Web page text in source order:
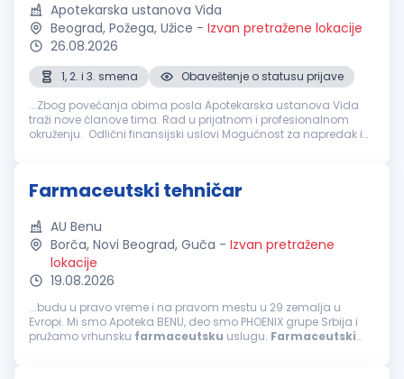
Apotekarska ustanova Vida
Beograd, Požega, Užice - Izvan pretražene lokacije
26.08.2026
1, 2. i 3. smena
Obaveštenje o statusu prijave
...Zbog povećanja obima posla Apotekarska ustanova Vida
traži nove članove tima. Rad u prijatnom i profesionalnom
okruženju. Odlični finansijski uslovi Mogućnost za napredak i
Farmaceutski tehničar
AU Benu
Borča, Novi Beograd, Guča - Izvan pretražene
lokacije
19.08.2026
...budu u pravo vreme i na pravom mestu u 29 zemalja u
Evropi. Mi smo Apoteka BENU, deo smo PHOENIX grupe Srbija i
pružamo vrhunsku farmaceutsku uslugu. Farmaceutski